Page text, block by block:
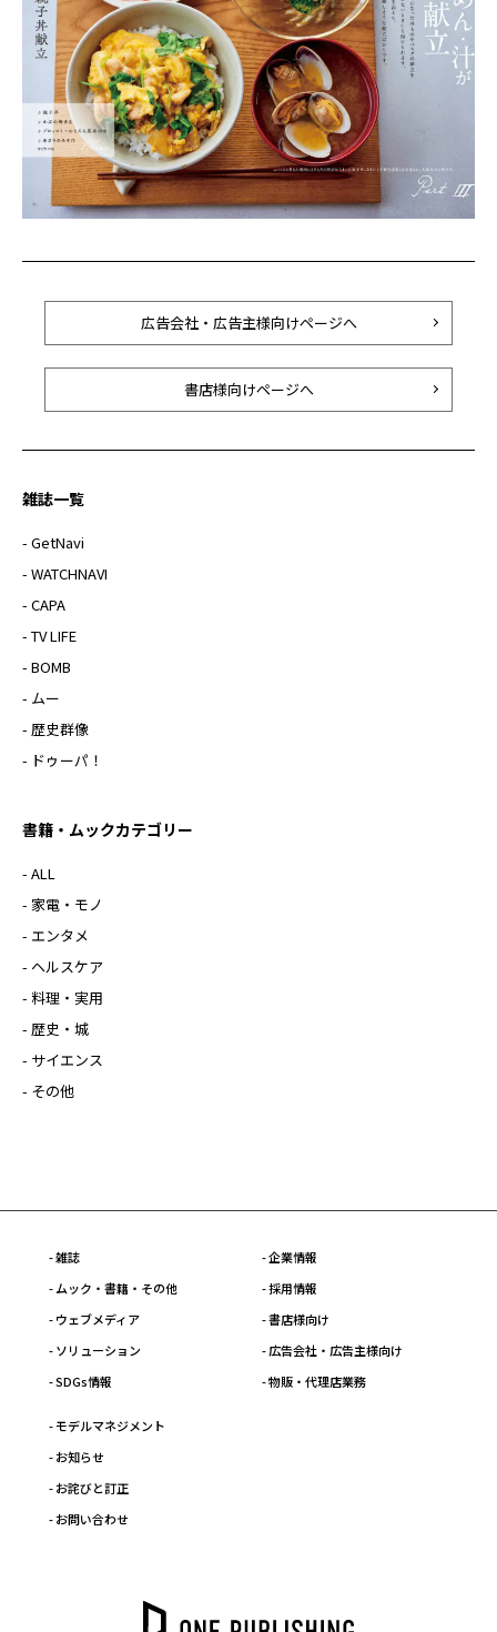
広告会社・広告主様向けページへ
書店様向けページへ
雑誌一覧
- GetNavi
- WATCHNAVI
- CAPA
- TV LIFE
- BOMB
- ムー
- 歴史群像
- ドゥーパ！
書籍・ムックカテゴリー
- ALL
- 家電・モノ
- エンタメ
- ヘルスケア
- 料理・実用
- 歴史・城
- サイエンス
- その他
- 雑誌
- ムック・書籍・その他
- ウェブメディア
- ソリューション
- SDGs情報
- 企業情報
- 採用情報
- 書店様向け
- 広告会社・広告主様向け
- 物販・代理店業務
- モデルマネジメント
- お知らせ
- お詫びと訂正
- お問い合わせ